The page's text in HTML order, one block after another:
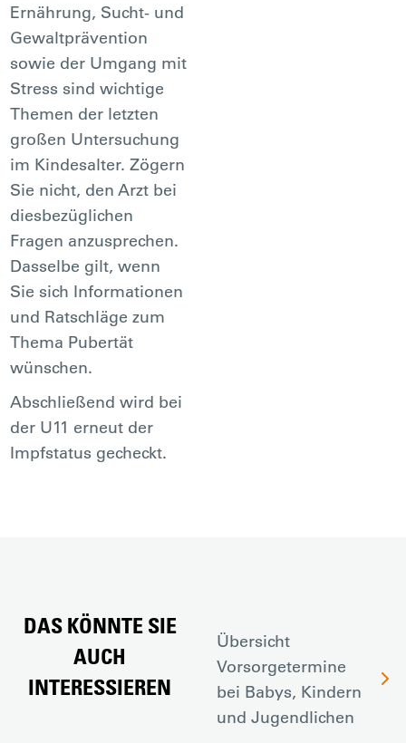
Ernährung, Sucht- und
Gewaltprävention
sowie der Umgang mit
Stress sind wichtige
Themen der letzten
großen Untersuchung
im Kindesalter. Zögern
Sie nicht, den Arzt bei
diesbezüglichen
Fragen anzusprechen.
Dasselbe gilt, wenn
Sie sich Informationen
und Ratschläge zum
Thema Pubertät
wünschen.
Abschließend wird bei
der U11 erneut der
Impfstatus gecheckt.
DAS KÖNNTE SIE
AUCH
INTERESSIEREN
Übersicht
Vorsorgetermine
bei Babys, Kindern
und Jugendlichen